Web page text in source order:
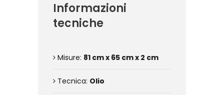
Informazioni
tecniche
Misure: 81 cm x 65 cm x 2 cm
Tecnica: Olio